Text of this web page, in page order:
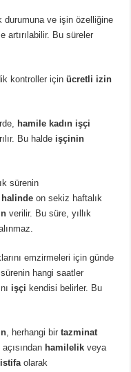
durumuna ve işin özelliğine
artırılabilir. Bu süreler
kontroller için ücretli izin
hamile kadın işçi
Bu halde işçinin
sürenin
on sekiz haftalık
verilir. Bu süre, yıllık
emzirmeleri için günde
hangi saatler
işçi kendisi belirler. Bu
, herhangi birtazminat
hamilelik veya
istifaolarak